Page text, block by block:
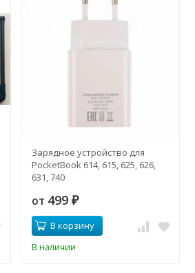
Зарядное устройство для
PocketBook 614, 615, 625, 626,
631, 740
от 499 ₽
В корзину
В наличии